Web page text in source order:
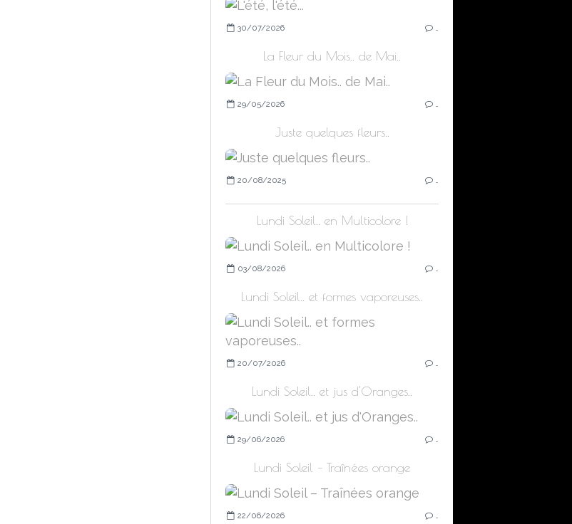
30/07/2026
La Fleur du Mois.. de Mai..
29/05/2026
Juste quelques fleurs..
20/08/2025
Lundi Soleil.. en Multicolore !
03/08/2026
Lundi Soleil.. et formes vaporeuses..
20/07/2026
Lundi Soleil.. et jus d'Oranges..
29/06/2026
Lundi Soleil – Traînées orange
22/06/2026